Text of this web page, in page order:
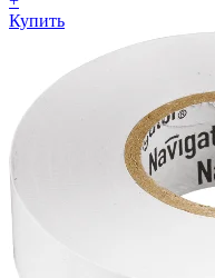
Купить